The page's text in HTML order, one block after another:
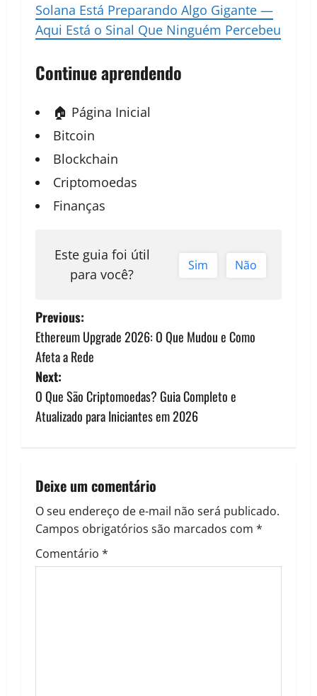
Solana Está Preparando Algo Gigante —
Aqui Está o Sinal Que Ninguém Percebeu
Continue aprendendo
🏠 Página Inicial
Bitcoin
Blockchain
Criptomoedas
Finanças
Este guia foi útil
para você?
Sim Não
P
o
s
t
v
i
g
Previous:
Ethereum Upgrade 2026: O Que Mudou e Como
Afeta a Rede
Next:
O Que São Criptomoedas? Guia Completo e
Atualizado para Iniciantes em 2026
Deixe um comentário
O seu endereço de e-mail não será publicado.
Campos obrigatórios são marcados com *
Comentário *